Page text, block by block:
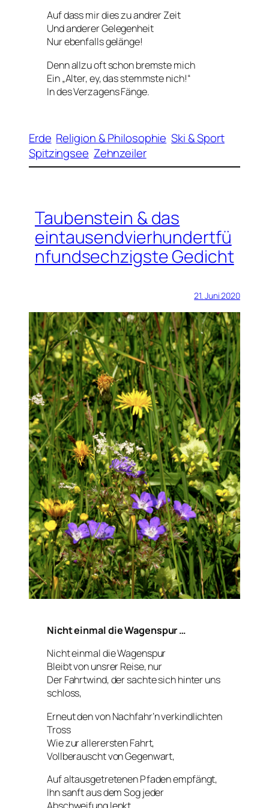
Auf dass mir dies zu andrer Zeit
Und anderer Gelegenheit
Nur ebenfalls gelänge!
Denn allzu oft schon bremste mich
Ein „Alter, ey, das stemmste nich!“
In des Verzagens Fänge.
Erde Religion & Philosophie Ski & Sport
Spitzingsee Zehnzeiler
Taubenstein & das
eintausendvierhundertfü
nfundsechzigste Gedicht
21. Juni 2020
Nicht einmal die Wagenspur …
Nicht einmal die Wagenspur
Bleibt von unsrer Reise, nur
Der Fahrtwind, der sachte sich hinter uns
schloss,
Erneut den von Nachfahr’n verkindlichten
Tross
Wie zur allerersten Fahrt,
Vollberauscht von Gegenwart,
Auf altausgetretenen Pfaden empfängt,
Ihn sanft aus dem Sog jeder